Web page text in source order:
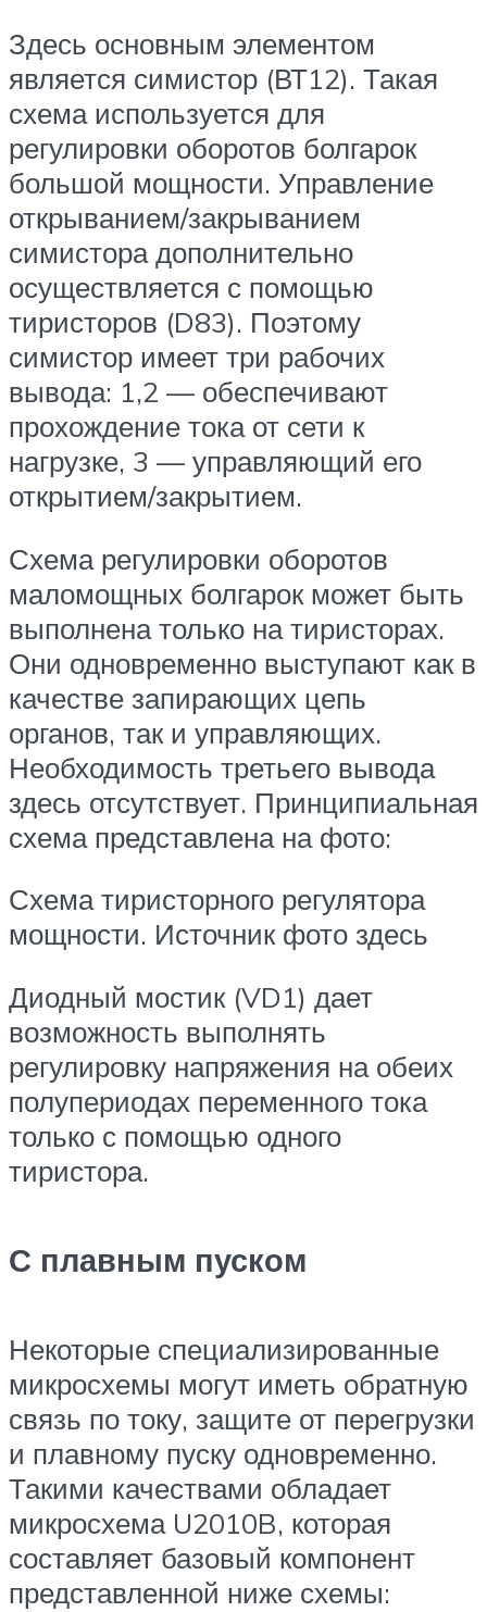
Здесь основным элементом
является симистор (ВТ12). Такая
схема используется для
регулировки оборотов болгарок
большой мощности. Управление
открыванием/закрыванием
симистора дополнительно
осуществляется с помощью
тиристоров (D83). Поэтому
симистор имеет три рабочих
вывода: 1,2 — обеспечивают
прохождение тока от сети к
нагрузке, 3 — управляющий его
открытием/закрытием.
Схема регулировки оборотов
маломощных болгарок может быть
выполнена только на тиристорах.
Они одновременно выступают как в
качестве запирающих цепь
органов, так и управляющих.
Необходимость третьего вывода
здесь отсутствует. Принципиальная
схема представлена на фото:
Схема тиристорного регулятора
мощности. Источник фото здесь
Диодный мостик (VD1) дает
возможность выполнять
регулировку напряжения на обеих
полупериодах переменного тока
только с помощью одного
тиристора.
С плавным пуском
Некоторые специализированные
микросхемы могут иметь обратную
связь по току, защите от перегрузки
и плавному пуску одновременно.
Такими качествами обладает
микросхема U2010B, которая
составляет базовый компонент
представленной ниже схемы: